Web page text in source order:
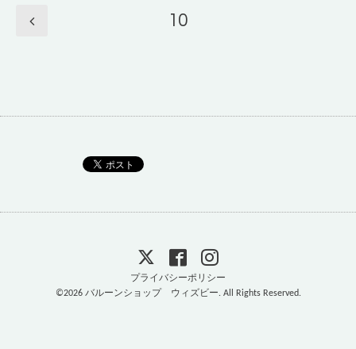
10
プライバシーポリシー
©2026 バルーンショップ ウィズビー. All Rights Reserved.